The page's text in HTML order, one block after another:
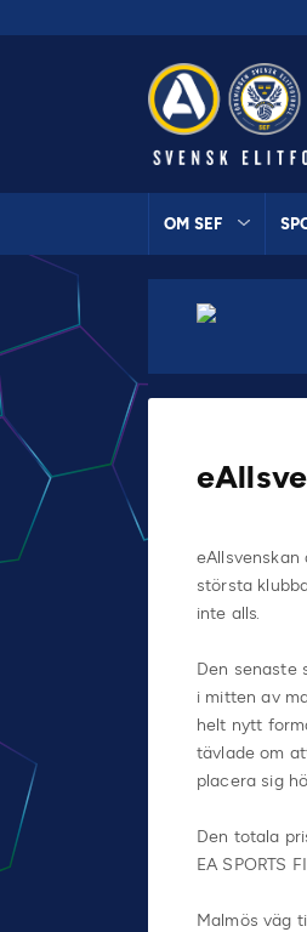
OM SEF
eAllsvenskan
största
inte alls.
Den senaste
i mitten av
helt nytt
tävlade om
placera sig
Den totala
EA SPORTS
Malmös väg